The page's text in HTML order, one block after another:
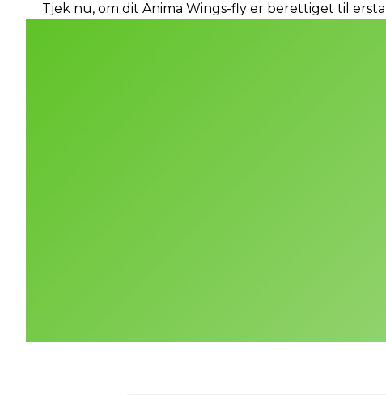
Tjek nu, om dit Anima Wings-fly er berettiget til